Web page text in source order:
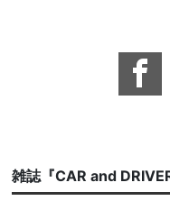
雑誌『CAR and